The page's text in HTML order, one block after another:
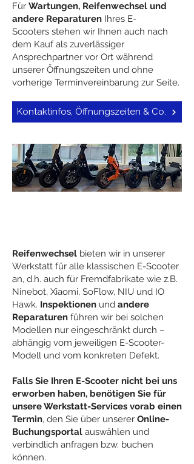
Für Wartungen, Reifenwechsel und
andere Reparaturen Ihres E-
Scooters stehen wir Ihnen auch nach
dem Kaufals zuverlässiger
Ansprechpartner vor Ort während
unserer Öffnungszeiten und ohne
vorherige Terminvereinbarung zur Seite.
Kontaktinfos, Öffnungszeiten & Co.
Reifenwechsel bieten wir in unserer
Werkstatt für alle klassischen E-Scooter
an, d.h. auch für Fremdfabrikate wie z.B.
Ninebot, Xiaomi, SoFlow, NIU und IO
Hawk. Inspektionen und andere
Reparaturen führen wir bei solchen
Modellen nur eingeschränkt durch –
abhängig vom jeweiligen E-Scooter-
Modell und vom konkreten Defekt.
Falls Sie Ihren E-Scooter nicht bei uns
erworben haben, benötigen Sie für
unsereWerkstatt-Services vorab einen
Termin, den Sie über unserer Online-
Buchungsportal auswählen und
verbindlich anfragen bzw. buchen
können.